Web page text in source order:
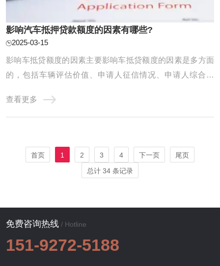
影响汽车抵押贷款额度的因素有哪些?
2025-03-15
影响车抵贷额度的因素主要影响车抵贷额度的因素是多方面
的，包括车辆评估价值、申请人征信情况、申请人综合情
申请人需要全面考虑这些因素，以提高贷款成功率并获得更
高的贷款额度。东阿影响汽车抵押贷款额度的因素有哪些?
查看更多
首页 1 2 3 4 下一页
尾页
总计 34 条记录
免费咨询热线 / Hotline
151-9272-5188